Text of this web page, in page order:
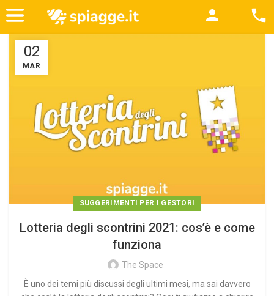
02
MAR
SUGGERIMENTI PER I GESTORI
Lotteria degli scontrini 2021: cos’è e come
funziona
The Space
È uno dei temi più discussi degli ultimi mesi, ma sai davvero